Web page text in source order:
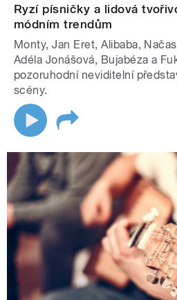
Ryzí písničky a lidová
módním trendům
Monty, Jan Eret, Alibaba,
Adéla Jonášová, Bujabéza a
pozoruhodní neviditelní
scény.